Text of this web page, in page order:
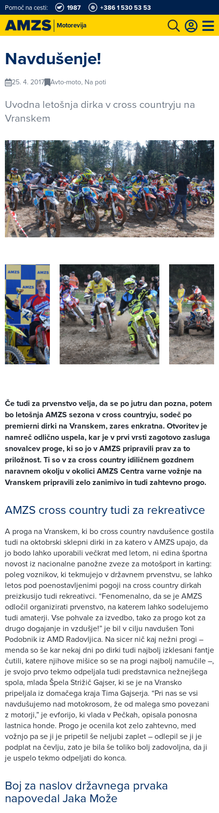
Motorevija
Pomoč na cesti: 1987 +386 1 530 53 53
Navdušenje!
25. 4. 2017 Avto-moto, Na poti
Uvodna letošnja dirka v cross countryju na
Vranskem
Če tudi za prvenstvo velja, da se po jutru dan pozna, potem
bo letošnja AMZS sezona v cross countryju, sodeč po
premierni dirki na Vranskem, zares enkratna. Otvoritev je
namreč odlično uspela, kar je v prvi vrsti zagotovo zasluga
snovalcev proge, ki so jo v AMZS pripravili prav za to
priložnost. Ti so v za cross country idiličnem gozdnem
naravnem okolju v okolici AMZS Centra varne vožnje na
Vranskem pripravili zelo zanimivo in tudi zahtevno progo.
AMZS cross country tudi za rekreativce
A proga na Vranskem, ki bo cross country navdušence gostila
tudi na oktobrski sklepni dirki in za katero v AMZS upajo, da
jo bodo lahko uporabili večkrat med letom, ni edina športna
novost iz nacionalne panožne zveze za motošport in karting:
poleg voznikov, ki tekmujejo v državnem prvenstvu, se lahko
letos pod poenostavljenimi pogoji na cross country dirkah
preizkusijo tudi rekreativci. “Fenomenalno, da se je AMZS
odločil organizirati prvenstvo, na katerem lahko sodelujemo
tudi amaterji. Vse pohvale za izvedbo, tako za progo kot za
drugo dogajanje in vzdušje!” je bil v cilju navdušen Toni
Podobnik iz AMD Radovljica. Na sicer nič kaj nežni progi –
menda so še kar nekaj dni po dirki tudi najbolj izklesani fantje
čutili, katere njihove mišice so se na progi najbolj namučile –,
je svojo prvo tekmo odpeljala tudi predstavnica nežnejšega
spola, mlada Špela Strižič Gajser, ki se je na Vransko
pripeljala iz domačega kraja Tima Gajserja. “Pri nas se vsi
navdušujemo nad motokrosom, že od malega smo povezani
z motorji,” je evforijo, ki vlada v Pečkah, opisala ponosna
lastnica honde. Progo je ocenila kot zelo zahtevno, med
vožnjo pa se ji je pripetil še neljubi zaplet – odlepil se ji je
podplat na čevlju, zato je bila še toliko bolj zadovoljna, da ji
je uspelo tekmo odpeljati do konca.
Boj za naslov državnega prvaka
napovedal Jaka Može